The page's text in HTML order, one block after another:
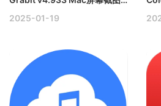
2025-01-19